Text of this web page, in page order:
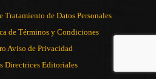
Tratamiento de Datos Personales
de Términos y Condiciones
Aviso de Privacidad
Directrices Editoriales